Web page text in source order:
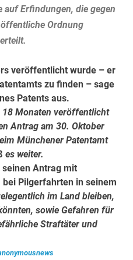
auf Erfindungen, die gegen
Ordnung
veröffentlicht wurde – er
zu finden – sage
Patents aus.
18 Monaten veröffentlicht
Antrag am 30. Oktober
Münchener Patentamt
es weiter.
Antrag mit
Pilgerfahrten in seinem
im Land bleiben,
sowie Gefahren für
Straftäter und